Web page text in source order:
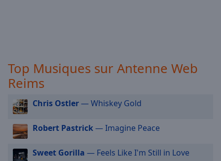
selected
Track
in-
Picture
This
Top Musiques sur Antenne Web
Reims
Chris Ostler— Whiskey Gold
Robert Pastrick— Imagine Peace
Sweet Gorilla — Feels Like I'm Still in Love